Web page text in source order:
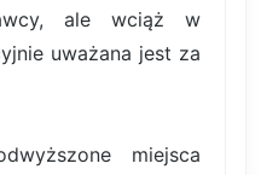
ale wciąż w
uważana jest za
miejsca